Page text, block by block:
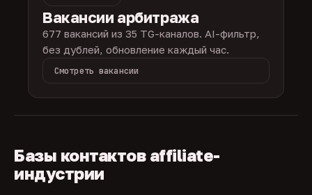
Вакансии арбитража
677 вакансий из 35 TG-каналов. AI-фильтр,
без дублей, обновление каждый час.
Смотреть вакансии
Базы контактов affiliate-
индустрии